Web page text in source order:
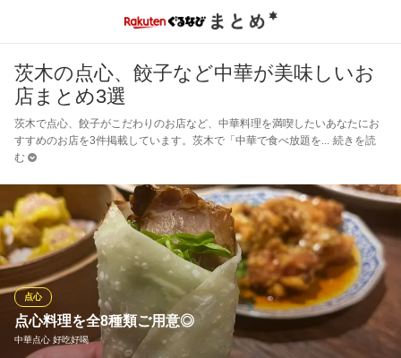
茨木の点心、餃子など中華が美味しいお
店まとめ3選
茨木で点心、餃子がこだわりのお店など、中華料理を満喫したいあなたにお
すすめのお店を3件掲載しています。茨木で「中華で食べ放題を
続きを読
む
点心料理を全8種類ご用意◎
中華点心 好吃好喝
点心